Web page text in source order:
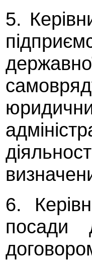
5.
6.
посади